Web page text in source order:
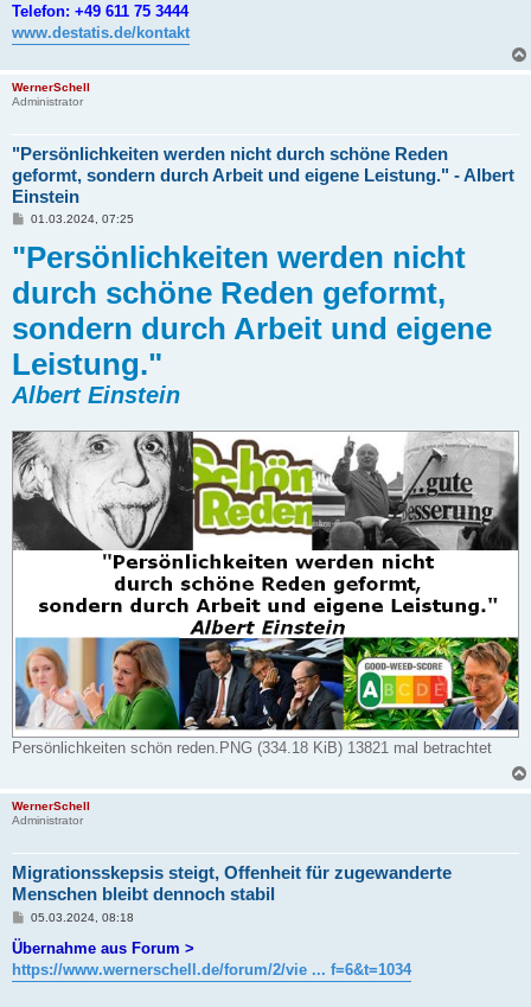
Telefon: +49 611 75 3444
www.destatis.de/kontakt
WernerSchell
Administrator
"Persönlichkeiten werden nicht durch schöne Reden
geformt, sondern durch Arbeit und eigene Leistung." - Albert
Einstein
B
i
a
g
01.03.2024, 07:25
"Persönlichkeiten werden nicht
durch schöne Reden geformt,
sondern durch Arbeit und eigene
Leistung."
Albert Einstein
Persönlichkeiten schön reden.PNG (334.18 KiB) 13821 mal betrachtet
WernerSchell
Administrator
Migrationsskepsis steigt, Offenheit für zugewanderte
Menschen bleibt dennoch stabil
B
i
r
05.03.2024, 08:18
Übernahme aus Forum >
https://www.wernerschell.de/forum/2/vie ... f=6&t=1034